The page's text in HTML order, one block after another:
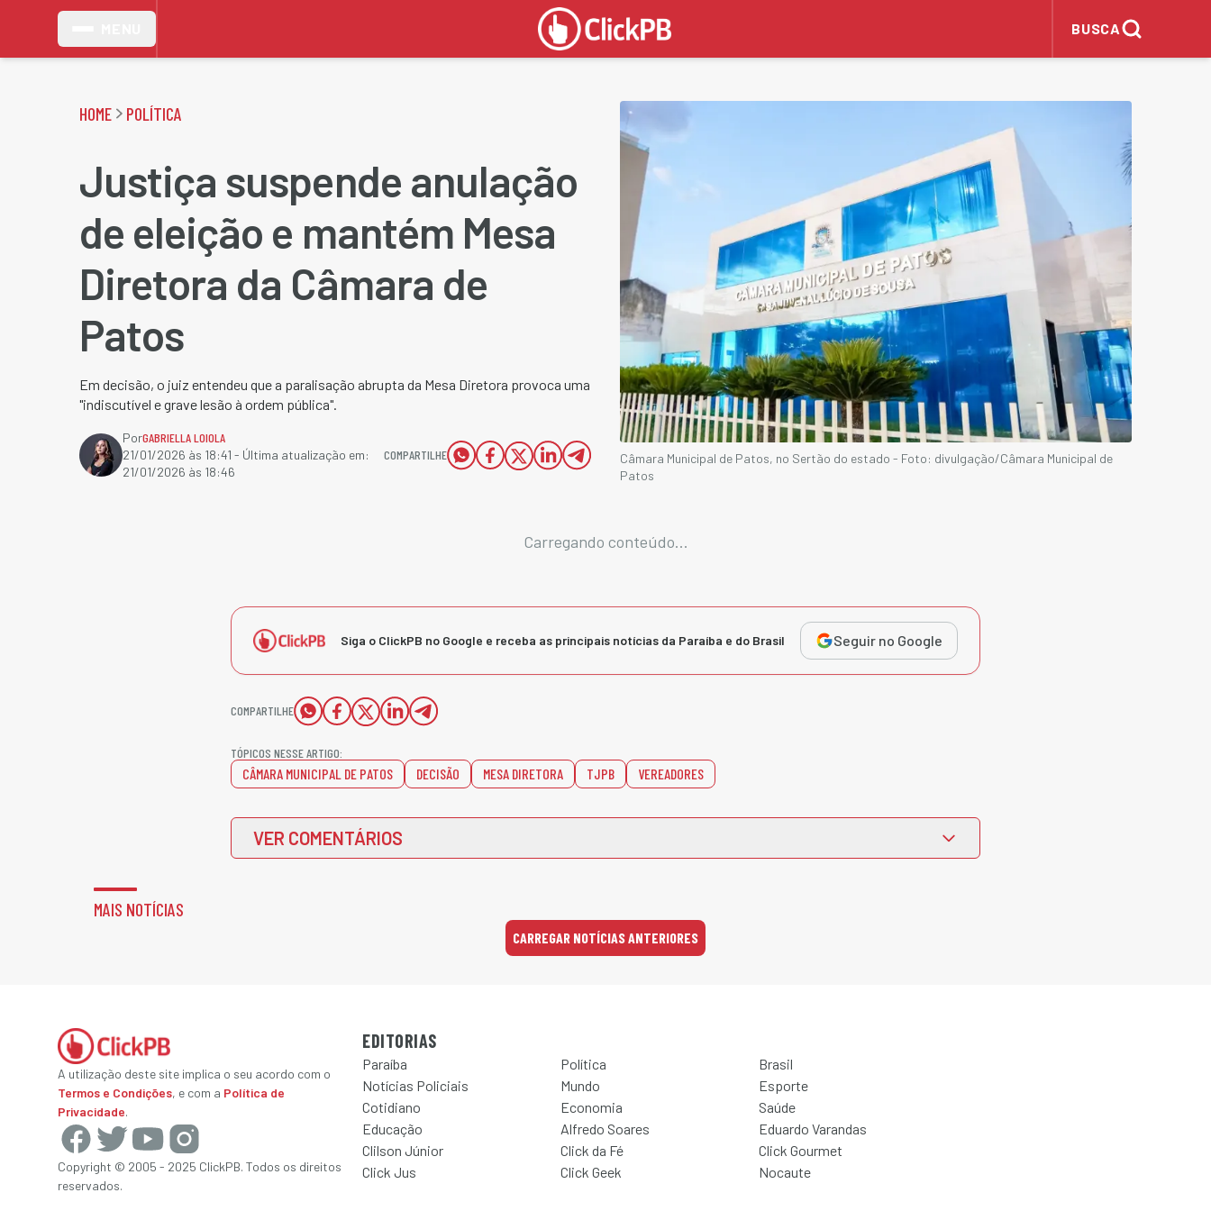
BUSCA
HOME POLÍTICA
Justiça suspende anulação
de eleição e mantém Mesa
Diretora da Câmara de
Patos
Em decisão, o juiz entendeu que a paralisação abrupta da Mesa Diretora provoca uma
"indiscutível e grave lesão à ordem pública".
PorGABRIELLA LOIOLA
21/01/2026 às 18:41 - Última atualização em:
21/01/2026 às 18:46
COMPARTILHE
Câmara Municipal de Patos, no Sertão do estado - Foto: divulgação/Câmara Municipal de
Patos
Carregando conteúdo...
Siga o ClickPB no Google e receba as principais notícias da Paraíba e do Brasil Seguir no Google
COMPARTILHE
TÓPICOS NESSE ARTIGO:
CÂMARA MUNICIPAL DE PATOS DECISÃO MESA DIRETORA TJPB VEREADORES
VER COMENTÁRIOS
MAIS NOTÍCIAS
CARREGAR NOTÍCIAS ANTERIORES
A utilização deste site implica o seu acordo com o
Termos e Condições, e com a Política de
Privacidade.
Copyright © 2005 - 2025 ClickPB. Todos os direitos
reservados.
EDITORIAS
Paraíba Política
Brasil
Notícias Policiais
Mundo
Esporte
Cotidiano
Economia
Saúde
Educação
Alfredo Soares
Eduardo Varandas
Clilson Júnior
Click da Fé
Click Gourmet
Click Jus
Click Geek Nocaute